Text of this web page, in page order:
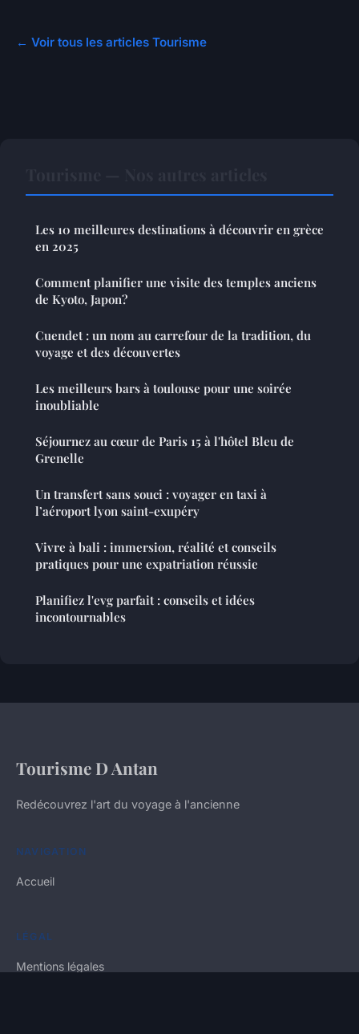
← Voir tous les articles Tourisme
Les 10 meilleures destinations à découvrir en grèce
en 2025
Comment planifier une visite des temples anciens
de Kyoto, Japon?
Cuendet : un nom au carrefour de la tradition, du
voyage et des découvertes
Les meilleurs bars à toulouse pour une soirée
inoubliable
Séjournez au cœur de Paris 15 à l'hôtel Bleu de
Grenelle
Un transfert sans souci : voyager en taxi à
l’aéroport lyon saint-exupéry
Vivre à bali : immersion, réalité et conseils
pratiques pour une expatriation réussie
Planifiez l'evg parfait : conseils et idées
incontournables
Tourisme D Antan
Redécouvrez l'art du voyage à l'ancienne
NAVIGATION
Accueil
LÉGAL
Mentions légales